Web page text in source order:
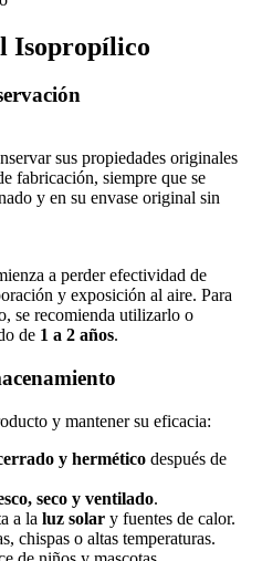
Isopropílico
sus propiedades originales
fabricación, siempre que se
y en su envase original sin
a perder efectividad de
y exposición al aire. Para
se recomienda utilizarlo o
de 1 a 2 años.
y mantener su eficacia:
y hermético después de
seco y ventilado.
a la luz solar y fuentes de calor.
chispas o altas temperaturas.